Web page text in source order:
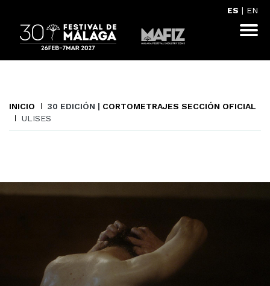
ES | EN
INICIO 30 EDICIÓN | CORTOMETRAJES SECCIÓN OFICIAL
ULISES